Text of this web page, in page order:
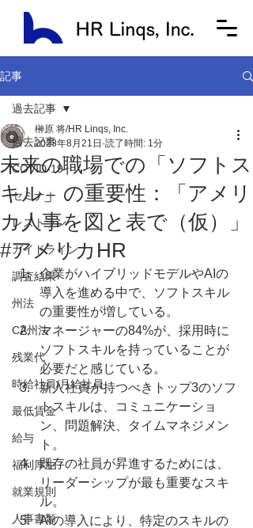
記事
過去記事
COVID-19
セミナー
レストラン
ガイドライン
調査結果
州法
CA州法
残業代
時給社員/月給社員
最低賃金
給与
福利厚生
就業規則
人事書類
過去記事
未来の職場での「ソフトス
キル」の重要性：「アメリ
カ人事を図と表で（仮）」
#アメリカHR
榊原 将/HR Linqs, Inc.
2023年8月21日 読了時間: 1分
企業がハイブリッドモデルやAIの
導入を進める中で、ソフトスキル
の重要性が増している。
マネージャーの84%が、採用時に
ソフトスキルを持っていることが
必要だと感じている。
新入社員が持つべきトップ3のソフ
トスキルは、コミュニケーショ
ン、問題解決、タイムマネジメン
ト。
既存の社員が昇進するためには、
リーダーシップが最も重要なスキ
ル。
AIの導入により、特定のスキルの